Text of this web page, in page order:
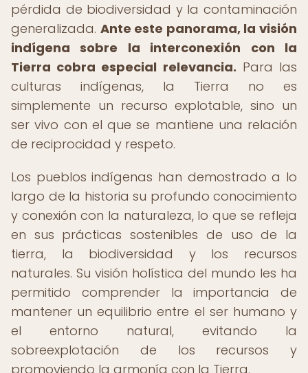
pérdida de biodiversidad y la contaminación
generalizada. Ante este panorama, la visión
indígena sobre la interconexión con la
Tierra cobra especial relevancia. Para las
culturas indígenas, la Tierra no es
simplemente un recurso explotable, sino un
ser vivo con el que se mantiene una relación
de reciprocidad y respeto.
Los pueblos indígenas han demostrado a lo
largo de la historia su profundo conocimiento
y conexión con la naturaleza, lo que se refleja
en sus prácticas sostenibles de uso de la
tierra, la biodiversidad y los recursos
naturales. Su visión holística del mundo les ha
permitido comprender la importancia de
mantener un equilibrio entre el ser humano y
el entorno natural, evitando la
sobreexplotación de los recursos y
promoviendo la armonía con la Tierra.